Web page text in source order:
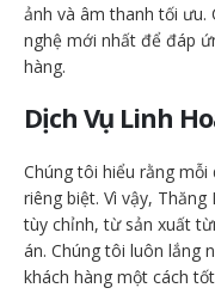
ảnh và âm thanh tối ưu.
nghệ mới nhất để đáp
hàng.
Dịch Vụ Linh
Chúng tôi hiểu rằng
riêng biệt. Vì vậy,
tùy chỉnh, từ sản xuất
án. Chúng tôi luôn lắng
khách hàng một cách